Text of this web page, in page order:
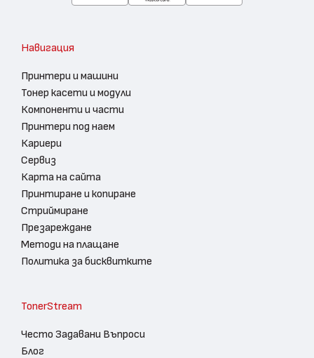
Навигация
Принтери и машини
Тонер касети и модули
Компоненти и части
Принтери под наем
Кариери
Сервиз
Карта на сайта
Принтиране и копиране
Стриймиране
Презареждане
Методи на плащане
Политика за бисквитките
TonerStream
Често Задавани Въпроси
Блог